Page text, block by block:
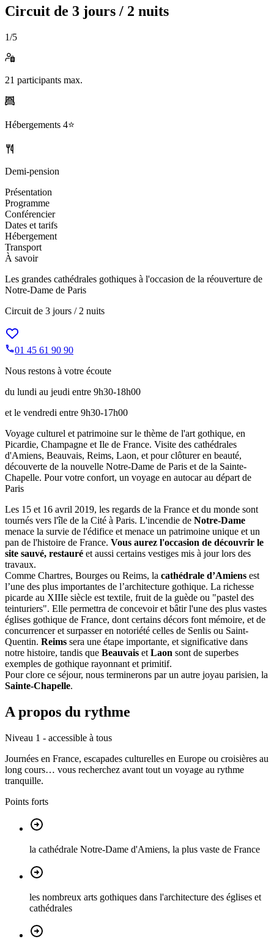
Circuit de 3 jours / 2 nuits
1/5
21 participants max.
Hébergements 4⭐️
Demi-pension
Présentation
Programme
Conférencier
Dates et tarifs
Hébergement
Transport
À savoir
Les grandes cathédrales gothiques à l'occasion de la réouverture de
Notre-Dame de Paris
Circuit de 3 jours / 2 nuits
01 45 61 90 90
Nous restons à votre écoute
du lundi au jeudi entre 9h30-18h00
et le vendredi entre 9h30-17h00
Voyage culturel et patrimoine sur le thème de l'art gothique, en
Picardie, Champagne et Ile de France. Visite des cathédrales
d'Amiens, Beauvais, Reims, Laon, et pour clôturer en beauté,
découverte de la nouvelle Notre-Dame de Paris et de la Sainte-
Chapelle. Pour votre confort, un voyage en autocar au départ de
Paris
Les 15 et 16 avril 2019, les regards de la France et du monde sont
tournés vers l'île de la Cité à Paris. L'incendie de Notre-Dame
menace la survie de l'édifice et menace un patrimoine unique et un
pan de l'histoire de France. Vous aurez l'occasion de découvrir le
site sauvé, restauré et aussi certains vestiges mis à jour lors des
travaux.
Comme Chartres, Bourges ou Reims, la cathédrale d’Amiens est
l’une des plus importantes de l’architecture gothique. La richesse
picarde au XIIIe siècle est textile, fruit de la guède ou "pastel des
teinturiers". Elle permettra de concevoir et bâtir l'une des plus vastes
églises gothique de France, dont certains décors font mémoire, et de
concurrencer et surpasser en notoriété celles de Senlis ou Saint-
Quentin. Reims sera une étape importante, et significative dans
notre histoire, tandis que Beauvais et Laon sont de superbes
exemples de gothique rayonnant et primitif.
Pour clore ce séjour, nous terminerons par un autre joyau parisien, la
Sainte-Chapelle.
A propos du rythme
Niveau 1 - accessible à tous
Journées en France, escapades culturelles en Europe ou croisières au
long cours… vous recherchez avant tout un voyage au rythme
tranquille.
Points forts
la cathédrale Notre-Dame d'Amiens, la plus vaste de France
les nombreux arts gothiques dans l'architecture des églises et
cathédrales